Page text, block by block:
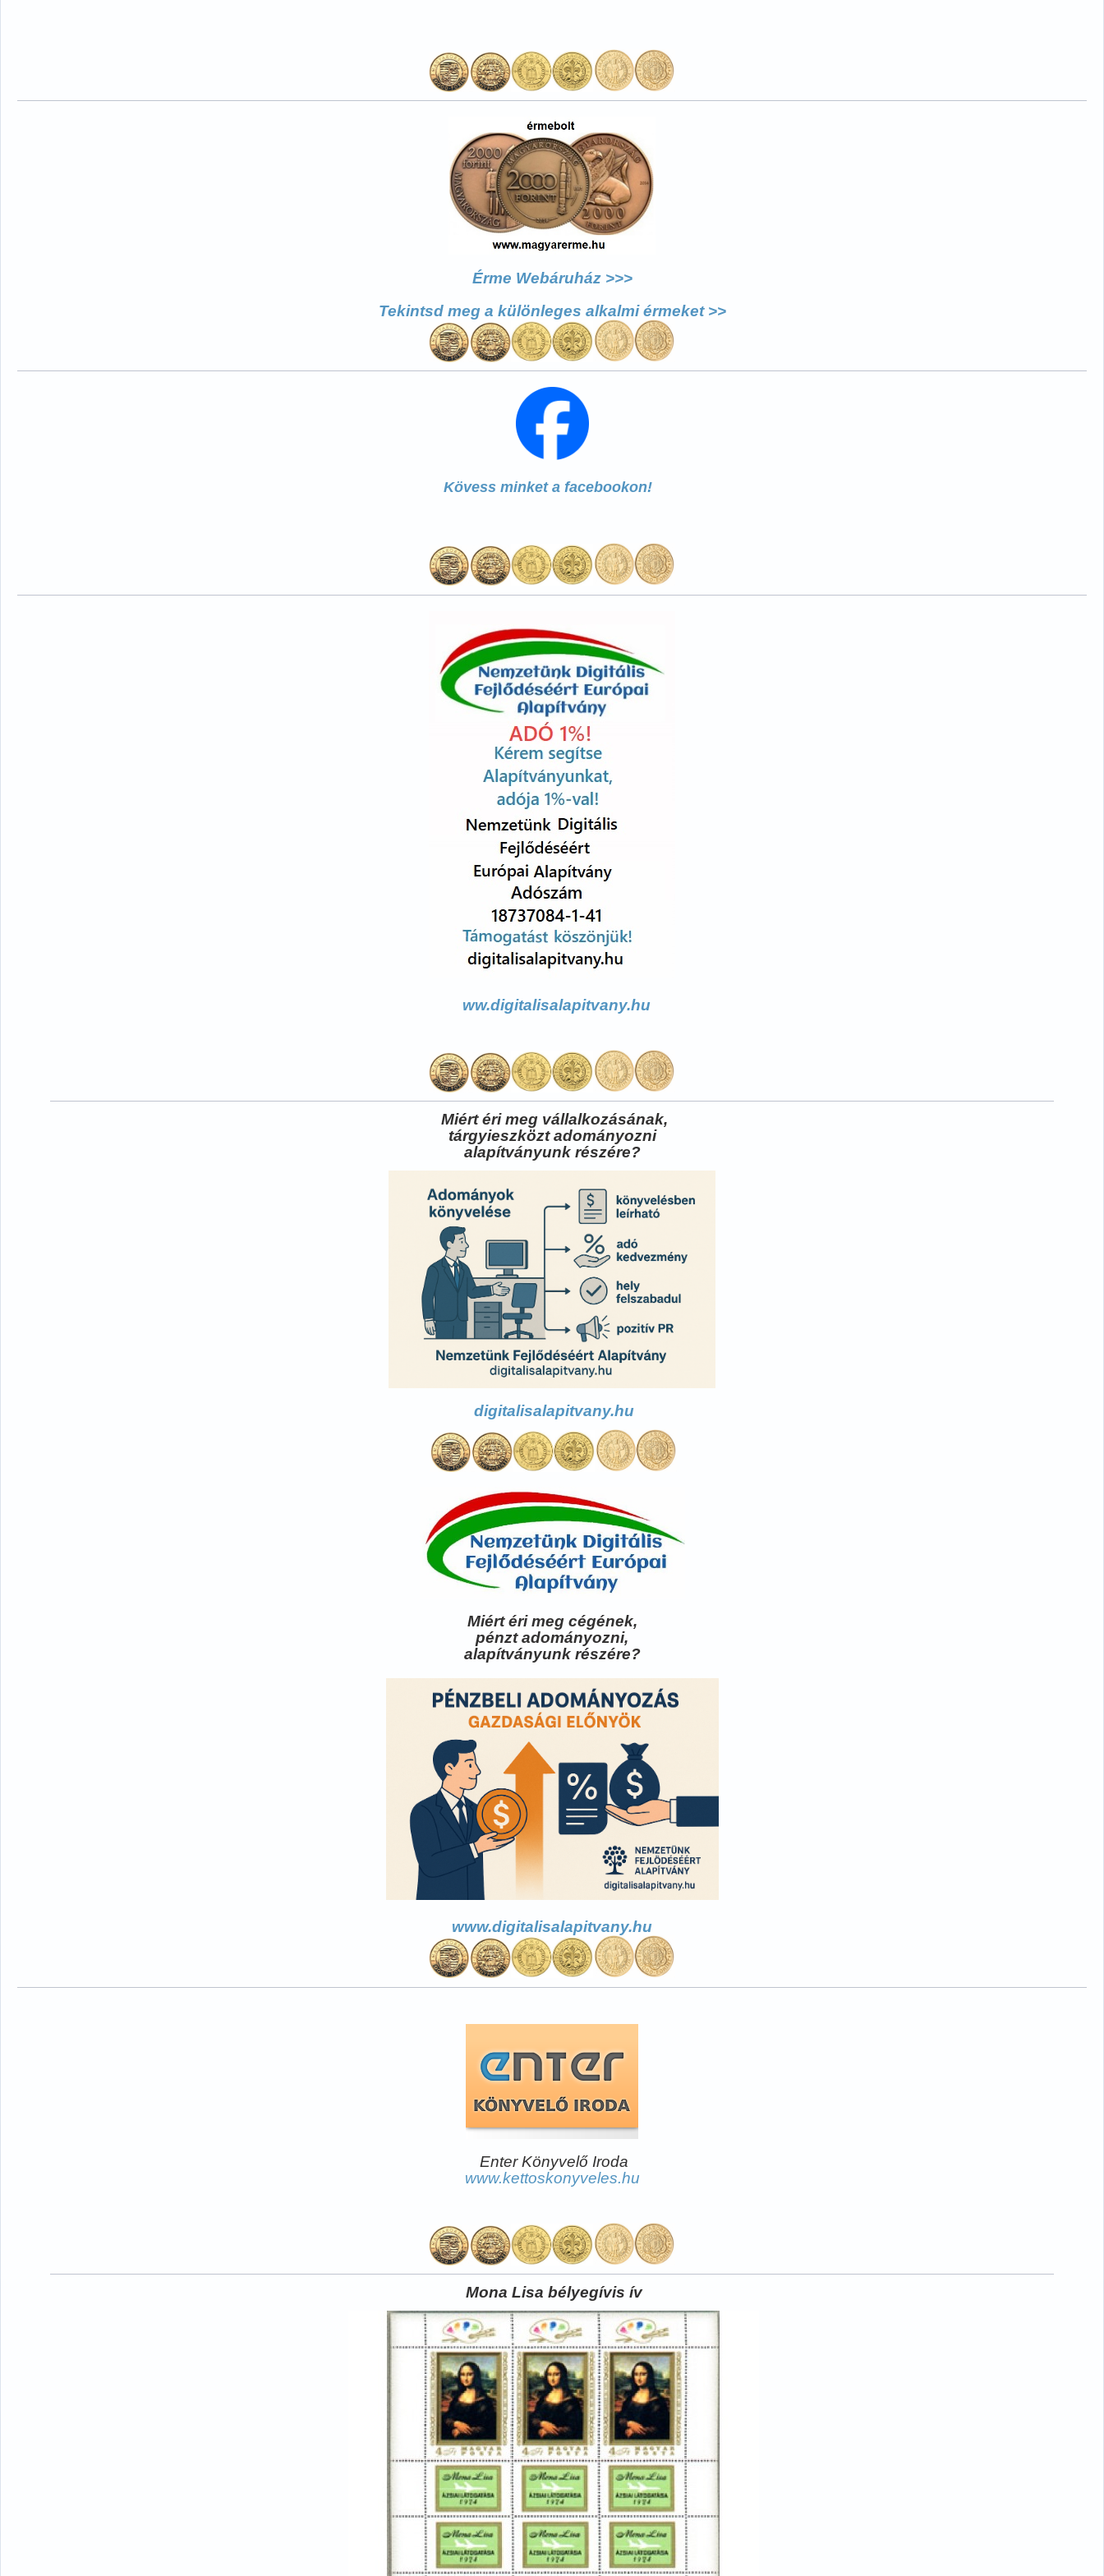
Érme Webáruház >>>
Tekintsd meg a különleges alkalmi érmeket >>
Kövess minket a facebookon!
ww.digitalisalapitvany.hu
Miért éri meg vállalkozásának,
tárgyieszközt adományozni
alapítványunk részére?
digitalisalapitvany.hu
Miért éri meg cégének,
pénzt adományozni,
alapítványunk részére?
www.digitalisalapitvany.hu
Enter Könyvelő Iroda
www.kettoskonyveles.hu
Mona Lisa bélyegívis ív